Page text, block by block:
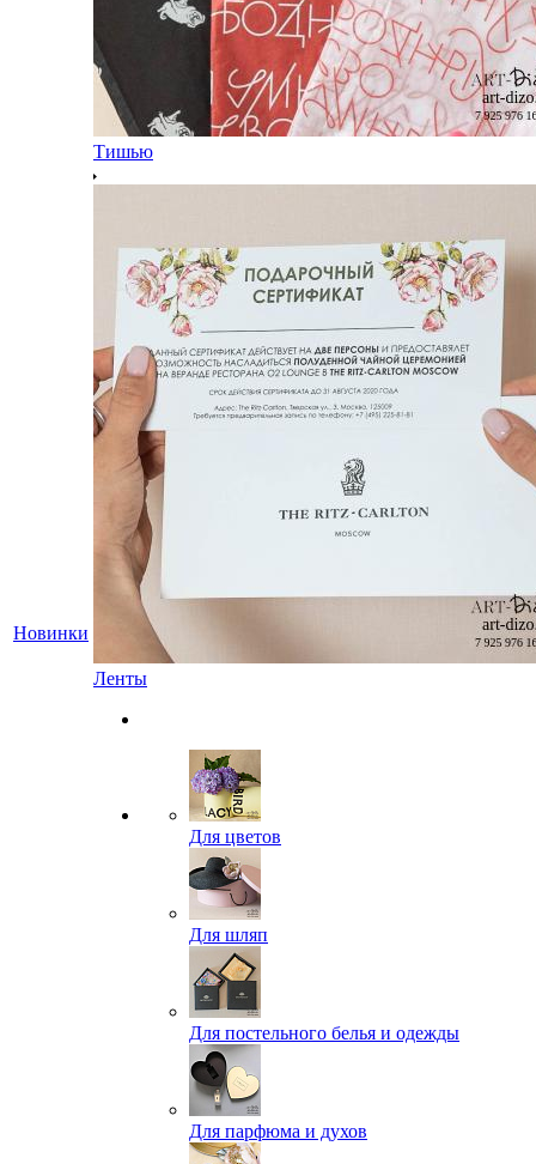
Новинки
Тишью
Ленты
Для цветов
Для шляп
Для постельного белья и одежды
Для парфюма и духов